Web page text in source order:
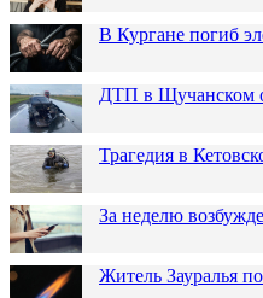
В Кургане погиб
ДТП в Щучанском
Трагедия в
За неделю
Житель Зауралья